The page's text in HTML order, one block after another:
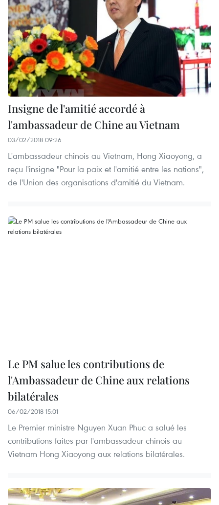
Insigne de l'amitié accordé à
l'ambassadeur de Chine au Vietnam
03/02/2018 09:26
L'ambassadeur chinois au Vietnam, Hong Xiaoyong, a
reçu l'insigne "Pour la paix et l'amitié entre les nations",
de l'Union des organisations d'amitié du Vietnam.
Le PM salue les contributions de
l'Ambassadeur de Chine aux relations
bilatérales
06/02/2018 15:01
Le Premier ministre Nguyen Xuan Phuc a salué les
contributions faites par l'ambassadeur chinois au
Vietnam Hong Xiaoyong aux relations bilatérales.